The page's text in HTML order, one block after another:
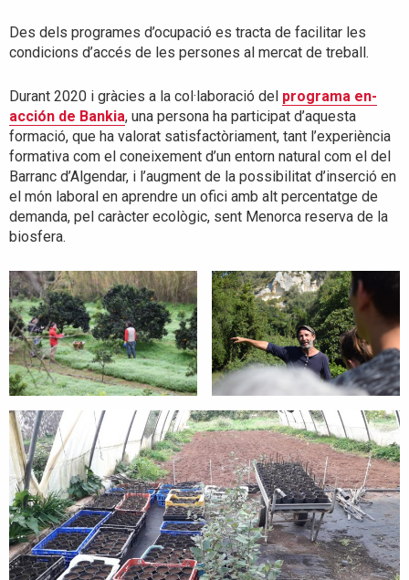
Des dels programes d’ocupació es tracta de facilitar les
condicions d’accés de les persones al mercat de treball.
Durant 2020 i gràcies a la col·laboració del programa en-
acción de Bankia, una persona ha participat d’aquesta
formació, que ha valorat satisfactòriament, tant l’experiència
formativa com el coneixement d’un entorn natural com el del
Barranc d’Algendar, i l’augment de la possibilitat d’inserció en
el món laboral en aprendre un ofici amb alt percentatge de
demanda, pel caràcter ecològic, sent Menorca reserva de la
biosfera.